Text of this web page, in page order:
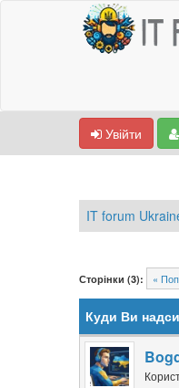
Увійти
IT forum
Сторінки (3): «
0
1
2
3
4
5
Куди Ви